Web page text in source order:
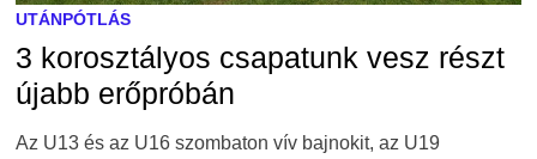
UTÁNPÓTLÁS
3 korosztályos csapatunk vesz részt
újabb erőpróbán
Az U13 és az U16 szombaton vív bajnokit, az U19